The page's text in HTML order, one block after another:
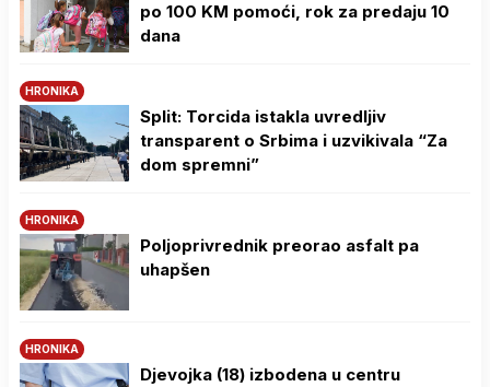
po 100 KM pomoći, rok za predaju 10
dana
HRONIKA
Split: Torcida istakla uvredljiv
transparent o Srbima i uzvikivala “Za
dom spremni”
HRONIKA
Poljoprivrednik preorao asfalt pa
uhapšen
HRONIKA
Djevojka (18) izbodena u centru